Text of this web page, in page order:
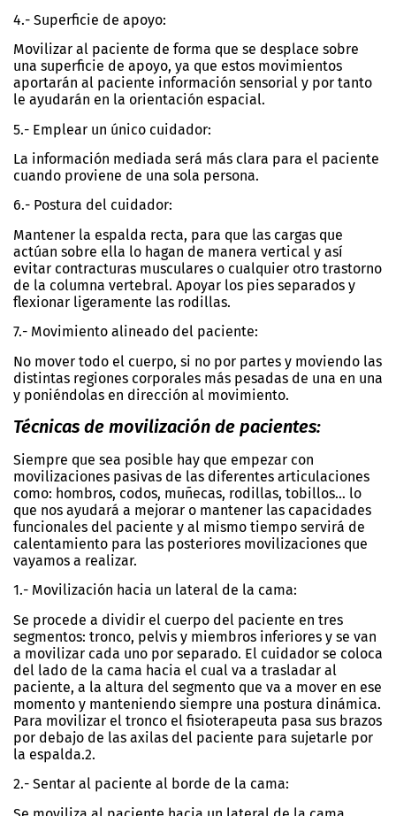
4.- Superficie de apoyo:
Movilizar al paciente de forma que se desplace sobre
una superficie de apoyo, ya que estos movimientos
aportarán al paciente información sensorial y por tanto
le ayudarán en la orientación espacial.
5.- Emplear un único cuidador:
La información mediada será más clara para el paciente
cuando proviene de una sola persona.
6.- Postura del cuidador:
Mantener la espalda recta, para que las cargas que
actúan sobre ella lo hagan de manera vertical y así
evitar contracturas musculares o cualquier otro trastorno
de la columna vertebral. Apoyar los pies separados y
flexionar ligeramente las rodillas.
7.- Movimiento alineado del paciente:
No mover todo el cuerpo, si no por partes y moviendo las
distintas regiones corporales más pesadas de una en una
y poniéndolas en dirección al movimiento.
Técnicas de movilización de pacientes:
Siempre que sea posible hay que empezar con
movilizaciones pasivas de las diferentes articulaciones
como: hombros, codos, muñecas, rodillas, tobillos… lo
que nos ayudará a mejorar o mantener las capacidades
funcionales del paciente y al mismo tiempo servirá de
calentamiento para las posteriores movilizaciones que
vayamos a realizar.
1.- Movilización hacia un lateral de la cama:
Se procede a dividir el cuerpo del paciente en tres
segmentos: tronco, pelvis y miembros inferiores y se van
a movilizar cada uno por separado. El cuidador se coloca
del lado de la cama hacia el cual va a trasladar al
paciente, a la altura del segmento que va a mover en ese
momento y manteniendo siempre una postura dinámica.
Para movilizar el tronco el fisioterapeuta pasa sus brazos
por debajo de las axilas del paciente para sujetarle por
la espalda.2.
2.- Sentar al paciente al borde de la cama: